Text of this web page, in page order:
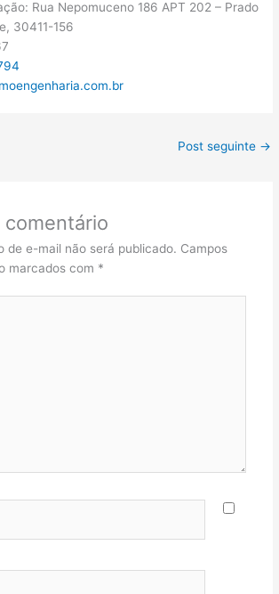
Rua Nepomuceno 186 APT 202 – Prado
30411-156
Post seguinte →
comentário
de e-mail não será publicado. Campos
marcados com *